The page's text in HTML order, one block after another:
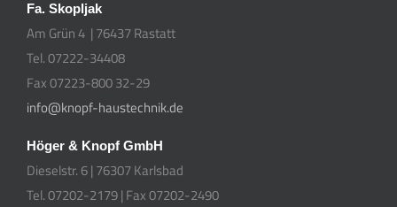
Fa. Skopljak
Am Grün 4 | 76437 Rastatt
Tel. 07222-34408
Fax 07223-800 32-29
info@knopf-haustechnik.de
Höger & Knopf GmbH
Dieselstr. 6 | 76307 Karlsbad
Tel. 07202-2179 | Fax 07202-2490